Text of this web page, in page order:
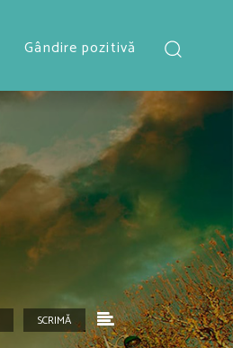
Gândire pozitivă
SCRIMĂ